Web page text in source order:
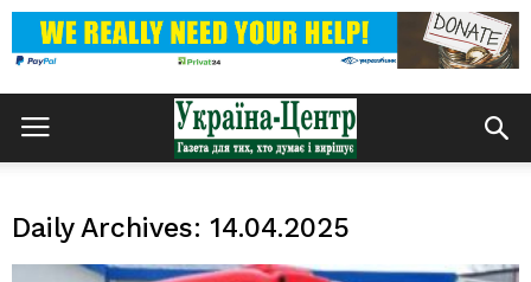
Daily Archives: 14.04.2025